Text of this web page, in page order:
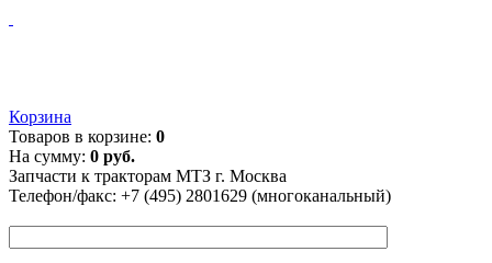
Корзина
Товаров в корзине: 0
На сумму: 0 руб.
Запчасти к тракторам МТЗ г. Москва
Телефон/факс: +7 (495) 2801629 (многоканальный)